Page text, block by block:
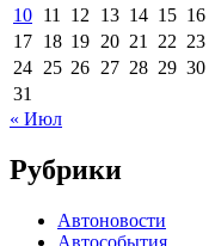
10 11 12 13 14 15 16
17 18 19 20 21 22 23
24 25 26 27 28 29 30
31
« Июл
Рубрики
Автоновости
Автособытия